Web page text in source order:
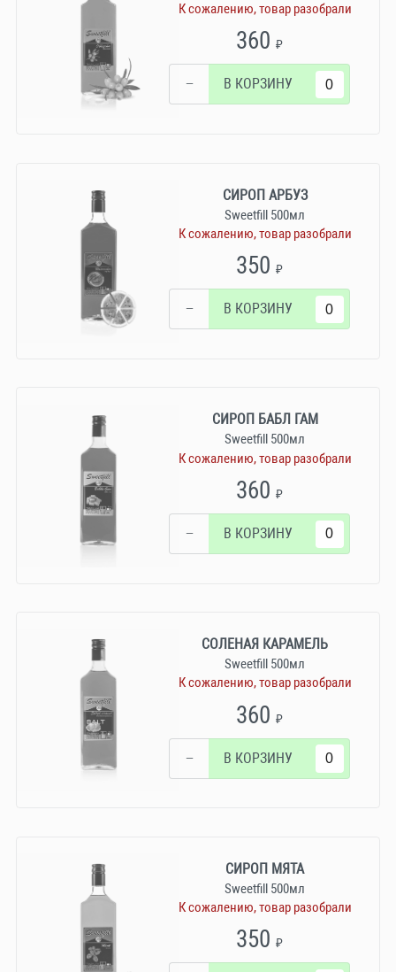
К сожалению, товар разобрали
360₽
− В КОРЗИНУ
СИРОП АРБУЗ
Sweetfill 500мл
К сожалению, товар разобрали
350₽
− В КОРЗИНУ
СИРОП БАБЛ ГАМ
Sweetfill 500мл
К сожалению, товар разобрали
360₽
− В КОРЗИНУ
СОЛЕНАЯ КАРАМЕЛЬ
Sweetfill 500мл
К сожалению, товар разобрали
360₽
− В КОРЗИНУ
СИРОП МЯТА
Sweetfill 500мл
К сожалению, товар разобрали
350₽